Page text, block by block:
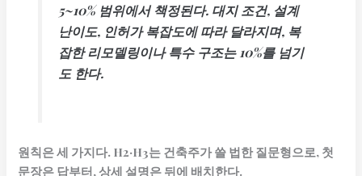
5~10% 범위에서 책정된다. 대지 조건, 설계
난이도, 인허가 복잡도에 따라 달라지며, 복
잡한 리모델링이나 특수 구조는 10%를 넘기
도 한다.
원칙은 세 가지다. H2·H3는 건축주가 쓸 법한 질문형으로, 첫
문장은 답부터, 상세 설명은 뒤에 배치한다.